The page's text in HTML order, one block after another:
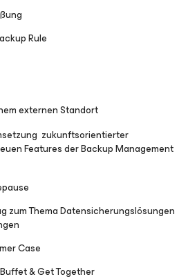
Rule
externen Standort
zukunftsorientierter
Features der Backup Management
Thema Datensicherungslösungen
Case
& Get Together